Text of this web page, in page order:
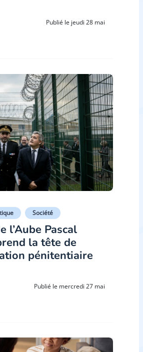
Publié le jeudi 28 mai
Société
l’Aube Pascal
la tête de
pénitentiaire
Publié le mercredi 27 mai